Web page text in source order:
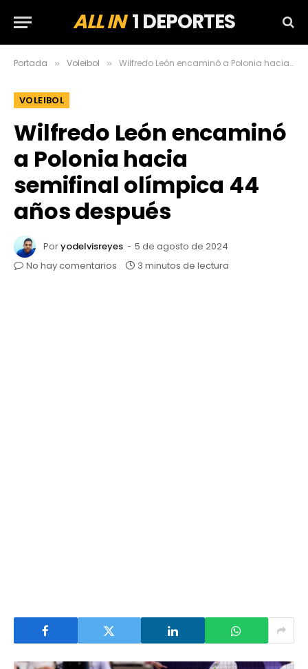
ALL IN1 DEPORTES
Portada » Voleibol » Wilfredo León encaminó a Polonia hacia semifinal olímpica 44 años después
VOLEIBOL
Wilfredo León encaminó
a Polonia hacia
semifinal olímpica 44
años después
Poryodelvisreyes
5 de agosto de 2024
No hay comentarios
3 minutos de lectura